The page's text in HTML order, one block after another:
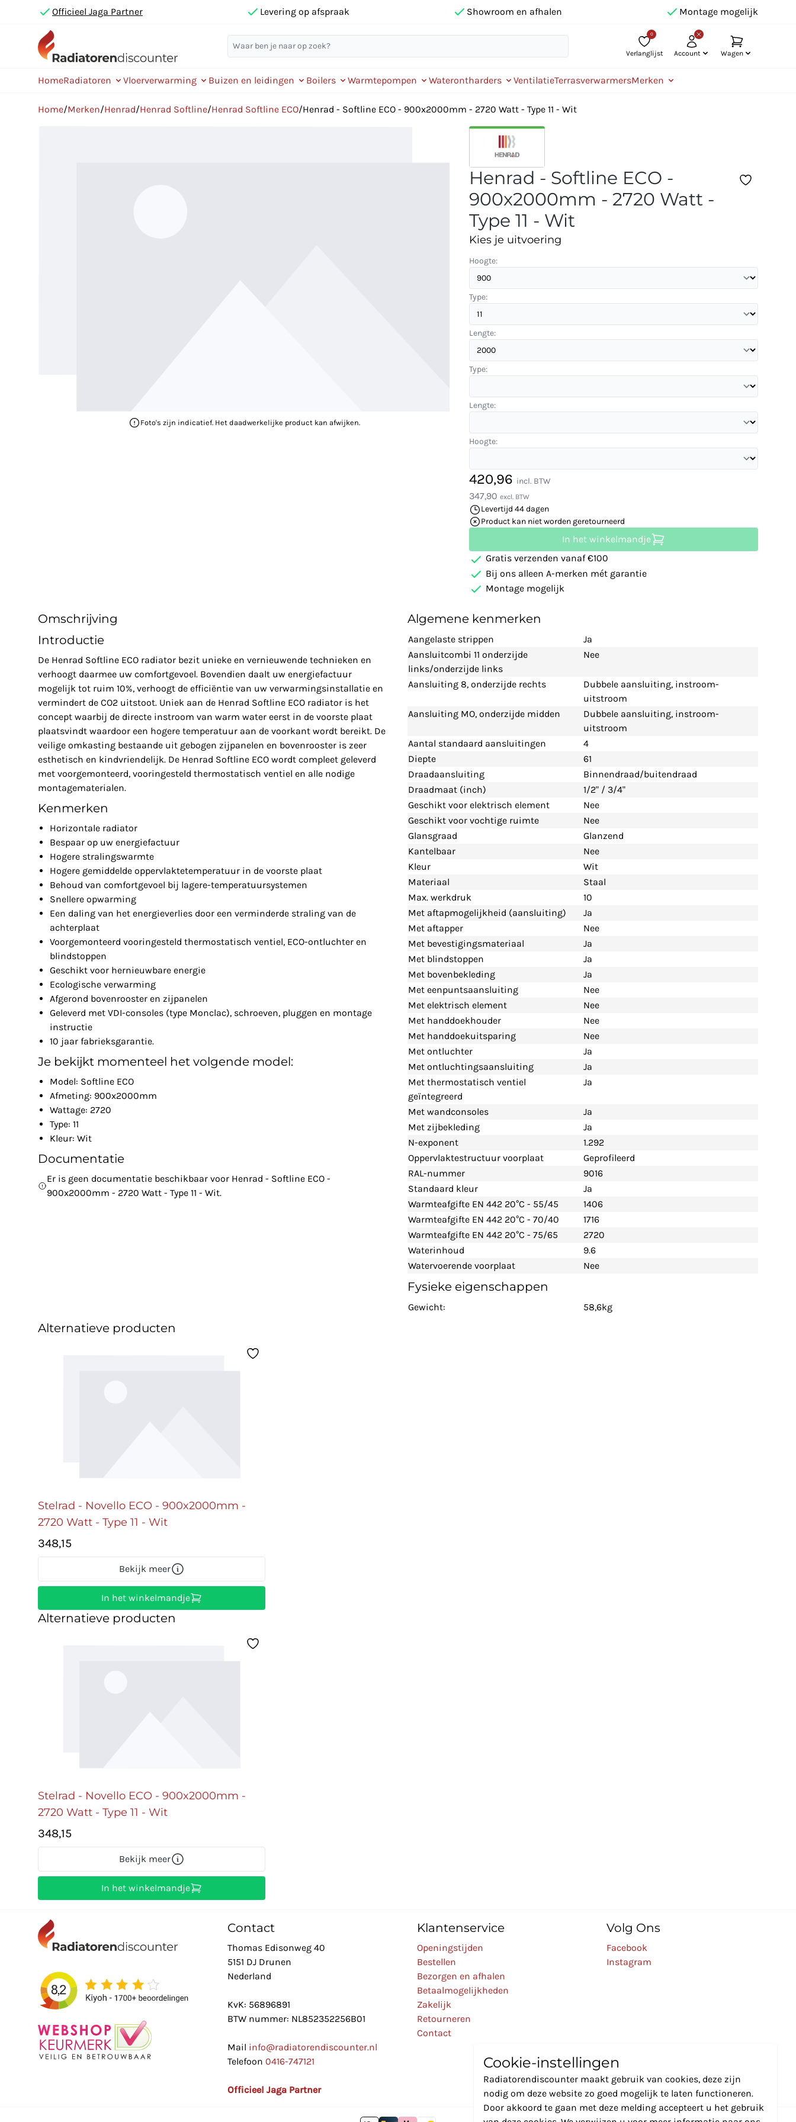
Officieel Jaga Partner Levering op afspraak Showroom en afhalen Montage mogelijk
0
Verlanglijst Account Wagen
HomeRadiatoren Vloerverwarming Buizen en leidingen Boilers Warmtepompen Waterontharders VentilatieTerrasverwarmersMerken
Home/Merken/Henrad/Henrad Softline/Henrad Softline ECO/Henrad - Softline ECO - 900x2000mm - 2720 Watt - Type 11 - Wit
Foto's zijn indicatief. Het daadwerkelijke product kan afwijken.
Henrad - Softline ECO -
900x2000mm - 2720 Watt -
Type 11 - Wit
Kies je uitvoering
Hoogte:
Type:
Lengte:
Type:
Lengte:
Hoogte:
420,96 incl. BTW
347,90 excl. BTW
Levertijd 44 dagen
Product kan niet worden geretourneerd
In het winkelmandje
Gratis verzenden vanaf €100
Bij ons alleen A-merken mét garantie
Montage mogelijk
Omschrijving
Introductie
De Henrad Softline ECO radiator bezit unieke en vernieuwende technieken en
verhoogt daarmee uw comfortgevoel. Bovendien daalt uw energiefactuur
mogelijk tot ruim 10%, verhoogt de efficiëntie van uw verwarmingsinstallatie en
vermindert de CO2 uitstoot. Uniek aan de Henrad Softline ECO radiator is het
concept waarbij de directe instroom van warm water eerst in de voorste plaat
plaatsvindt waardoor een hogere temperatuur aan de voorkant wordt bereikt. De
veilige omkasting bestaande uit gebogen zijpanelen en bovenrooster is zeer
esthetisch en kindvriendelijk. De Henrad Softline ECO wordt compleet geleverd
met voorgemonteerd, vooringesteld thermostatisch ventiel en alle nodige
montagematerialen.
Kenmerken
Horizontale radiator
Bespaar op uw energiefactuur
Hogere stralingswarmte
Hogere gemiddelde oppervlaktetemperatuur in de voorste plaat
Behoud van comfortgevoel bij lagere-temperatuursystemen
Snellere opwarming
Een daling van het energieverlies door een verminderde straling van de
achterplaat
Voorgemonteerd vooringesteld thermostatisch ventiel, ECO-ontluchter en
blindstoppen
Geschikt voor hernieuwbare energie
Ecologische verwarming
Afgerond bovenrooster en zijpanelen
Geleverd met VDI-consoles (type Monclac), schroeven, pluggen en montage
instructie
10 jaar fabrieksgarantie.
Je bekijkt momenteel het volgende model:
Model: Softline ECO
Afmeting: 900x2000mm
Wattage: 2720
Type: 11
Kleur: Wit
Documentatie
Er is geen documentatie beschikbaar voor Henrad - Softline ECO -
900x2000mm - 2720 Watt - Type 11 - Wit.
Algemene kenmerken
Aangelaste strippen
Ja
Aansluitcombi 11 onderzijde
links/onderzijde links
Nee
Aansluiting 8, onderzijde rechts
Dubbele aansluiting, instroom-
uitstroom
Aansluiting MO, onderzijde midden
Dubbele aansluiting, instroom-
uitstroom
Aantal standaard aansluitingen
4
Diepte
61
Draadaansluiting
Binnendraad/buitendraad
Draadmaat (inch)
1/2" / 3/4"
Geschikt voor elektrisch element
Nee
Geschikt voor vochtige ruimte
Nee
Glansgraad
Glanzend
Kantelbaar
Nee
Kleur
Wit
Materiaal
Staal
Max. werkdruk
10
Met aftapmogelijkheid (aansluiting)
Ja
Met aftapper
Nee
Met bevestigingsmateriaal
Ja
Met blindstoppen
Ja
Met bovenbekleding
Ja
Met eenpuntsaansluiting
Nee
Met elektrisch element
Nee
Met handdoekhouder
Nee
Met handdoekuitsparing
Nee
Met ontluchter
Ja
Met ontluchtingsaansluiting
Ja
Met thermostatisch ventiel
geïntegreerd
Ja
Met wandconsoles
Ja
Met zijbekleding
Ja
N-exponent
1.292
Oppervlaktestructuur voorplaat
Geprofileerd
RAL-nummer
9016
Standaard kleur
Ja
Warmteafgifte EN 442 20°C - 55/45
1406
Warmteafgifte EN 442 20°C - 70/40
1716
Warmteafgifte EN 442 20°C - 75/65
2720
Waterinhoud
9.6
Watervoerende voorplaat
Nee
Fysieke eigenschappen
Gewicht: 58,6kg
Alternatieve producten
Stelrad - Novello ECO - 900x2000mm -
2720 Watt - Type 11 - Wit
348,15
Bekijk meer
In het winkelmandje
Alternatieve producten
Stelrad - Novello ECO - 900x2000mm -
2720 Watt - Type 11 - Wit
348,15
Bekijk meer
In het winkelmandje
Contact
Thomas Edisonweg 40
5151 DJ Drunen
Nederland
KvK: 56896891
BTW nummer: NL852352256B01
Mail info@radiatorendiscounter.nl
Telefoon 0416-747121
Officieel Jaga Partner
Klantenservice
Openingstijden
Bestellen
Bezorgen en afhalen
Betaalmogelijkheden
Zakelijk
Retourneren
Contact
Volg Ons
Facebook
Instagram
Cookie-instellingen
Radiatorendiscounter maakt gebruik van cookies, deze zijn
nodig om deze website zo goed mogelijk te laten functioneren.
Door akkoord te gaan met deze melding accepteert u het gebruik